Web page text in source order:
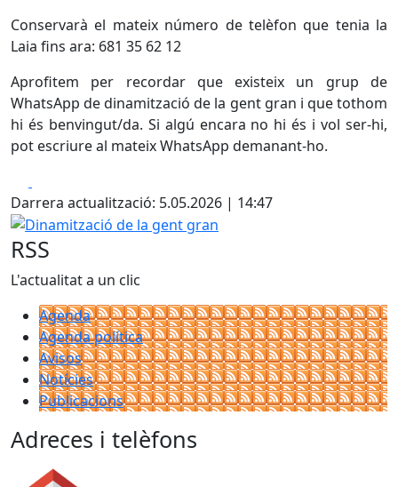
Conservarà el mateix número de telèfon que tenia la
Laia fins ara: 681 35 62 12
Aprofitem per recordar que existeix un grup de
WhatsApp de dinamització de la gent gran i que tothom
hi és benvingut/da. Si algú encara no hi és i vol ser-hi,
pot escriure al mateix WhatsApp demanant-ho.
Darrera actualització: 5.05.2026 | 14:47
Dinamització de la gent gran
RSS
L'actualitat a un clic
Agenda
Agenda política
Avisos
Notícies
Publicacions
Adreces i telèfons